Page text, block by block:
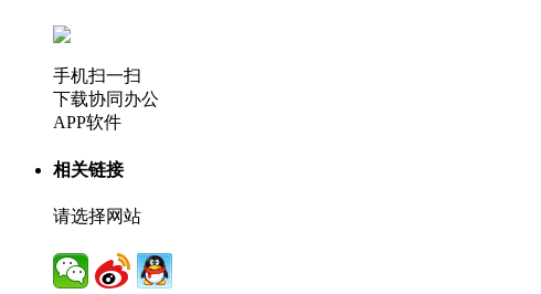
手机扫一扫
下载协同办公
APP软件
相关链接
请选择网站